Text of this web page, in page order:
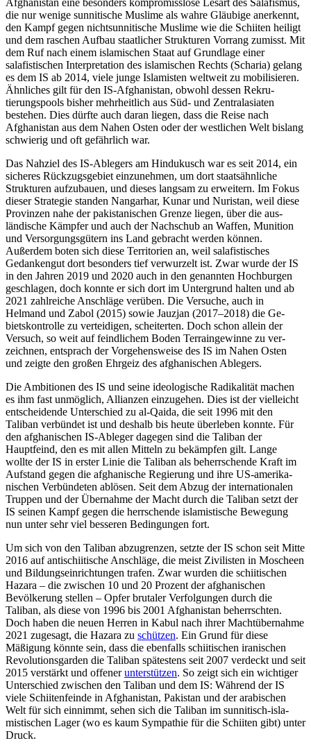
Afghanistan eine be­sonders kompromisslose Lesart des Salafis­mus,
die nur wenige sunnitische Muslime als wahre Gläubige anerkennt,
den Kampf gegen nichtsunnitische Muslime wie die Schiiten heiligt
und dem raschen Aufbau staatlicher Strukturen Vorrang zumisst. Mit
dem Ruf nach einem islamischen Staat auf Grundlage einer
salafistischen Interpreta­tion des islamischen Rechts (Scharia) gelang
es dem IS ab 2014, viele junge Islamisten weltweit zu mobilisieren.
Ähnliches gilt für den IS-Afghanistan, obwohl dessen Rekru­
tierungspools bisher mehrheitlich aus Süd- und Zentralasiaten
bestehen. Dies dürfte auch daran liegen, dass die Reise nach
Afghanistan aus dem Nahen Osten oder der westlichen Welt bislang
schwierig und oft gefährlich war.
Das Nahziel des IS-Ablegers am Hindukusch war es seit 2014, ein
sicheres Rück­zugsgebiet einzunehmen, um dort staats­ähnliche
Strukturen aufzubauen, und dieses langsam zu erweitern. Im Fokus
dieser Strategie standen Nangarhar, Kunar und Nuristan, weil diese
Provinzen nahe der pakistanischen Grenze liegen, über die aus­
ländische Kämpfer und auch der Nach­schub an Waffen, Munition
und Versorgungsgütern ins Land gebracht werden kön­nen.
Außerdem boten sich diese Territorien an, weil salafistisches
Gedankengut dort be­sonders tief verwurzelt ist. Zwar wurde der IS
in den Jahren 2019 und 2020 auch in den genannten Hochburgen
geschlagen, doch konnte er sich dort im Untergrund halten und ab
2021 zahlreiche Anschläge verüben. Die Versuche, auch in
Helmand und Zabol (2015) sowie Jauzjan (2017–2018) die Ge­
bietskontrolle zu verteidigen, scheiterten. Doch schon allein der
Versuch, so weit auf feindlichem Boden Terraingewinne zu ver­
zeichnen, entsprach der Vorgehensweise des IS im Nahen Osten
und zeigte den gro­ßen Ehrgeiz des afghanischen Ablegers.
Die Ambitionen des IS und seine ideo­logische Radikalität machen
es ihm fast un­möglich, Allianzen einzugehen. Dies ist der vielleicht
entscheidende Unterschied zu al‑Qaida, die seit 1996 mit den
Taliban ver­bündet ist und deshalb bis heute überleben konnte. Für
den afghanischen IS-Ableger da­gegen sind die Taliban der
Hauptfeind, den es mit allen Mitteln zu bekämpfen gilt. Lange
wollte der IS in erster Linie die Taliban als beherrschende Kraft im
Aufstand gegen die afghanische Regierung und ihre US-ameri­ka­
nischen Verbündeten ablösen. Seit dem Abzug der internationalen
Truppen und der Übernahme der Macht durch die Taliban setzt der
IS seinen Kampf gegen die herr­schende islamistische Bewegung
nun unter sehr viel besseren Bedingungen fort.
Um sich von den Taliban abzugrenzen, setzte der IS schon seit Mitte
2016 auf anti­schiitische Anschläge, die meist Zivi­listen in Moscheen
und Bildungseinrichtungen trafen. Zwar wurden die schiitischen
Haza­ra – die zwischen 10 und 20 Prozent der afghanischen
Bevölkerung stellen – Opfer brutaler Verfolgungen durch die
Taliban, als diese von 1996 bis 2001 Afghanistan be­herrschten.
Doch haben die neuen Herren in Kabul nach ihrer Machtübernahme
2021 zugesagt, die Hazara zu schützen. Ein Grund für diese
Mäßigung könnte sein, dass die ebenfalls schiitischen iranischen
Revolutionsgarden die Taliban spätestens seit 2007 verdeckt und seit
2015 verstärkt und offe­nerunterstützen. So zeigt sich ein wichtiger
Unter­schied zwischen den Taliban und dem IS: Während der IS
viele Schiitenfeinde in Afghanistan, Pakistan und der arabischen
Welt für sich einnimmt, sehen sich die Tali­ban im sunnitisch-isla­
mistischen Lager (wo es kaum Sympathie für die Schiiten gibt) unter
Druck.